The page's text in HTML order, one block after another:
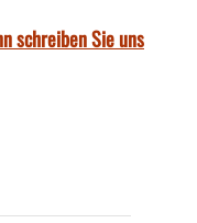
schreiben Sie uns